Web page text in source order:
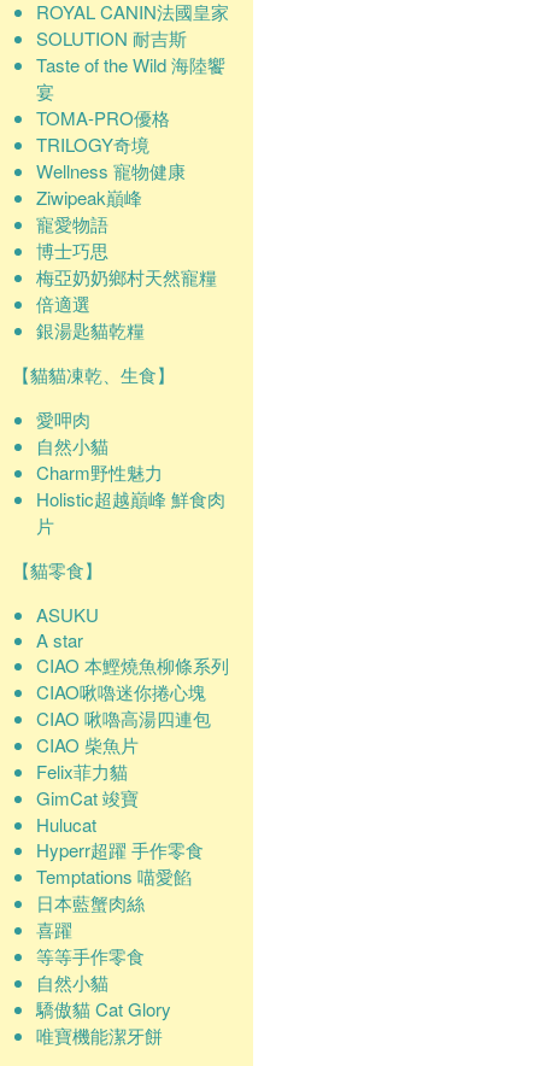
ROYAL CANIN法國皇家
SOLUTION 耐吉斯
Taste of the Wild 海陸饗
宴
TOMA-PRO優格
TRILOGY奇境
Wellness 寵物健康
Ziwipeak巔峰
寵愛物語
博士巧思
梅亞奶奶鄉村天然寵糧
倍適選
銀湯匙貓乾糧
【貓貓凍乾、生食】
愛呷肉
自然小貓
Charm野性魅力
Holistic超越巔峰 鮮食肉
片
【貓零食】
ASUKU
A star
CIAO 本鰹燒魚柳條系列
CIAO啾嚕迷你捲心塊
CIAO 啾嚕高湯四連包
CIAO 柴魚片
Felix菲力貓
GimCat 竣寶
Hulucat
Hyperr超躍 手作零食
Temptations 喵愛餡
日本藍蟹肉絲
喜躍
等等手作零食
自然小貓
驕傲貓 Cat Glory
唯寶機能潔牙餅